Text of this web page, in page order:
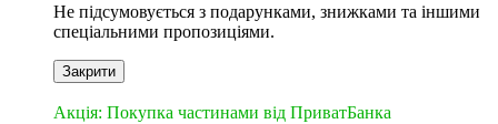
Не підсумовується з подарунками, знижками та іншими
спеціальними пропозиціями.
Закрити
Акція: Покупка частинами від ПриватБанка